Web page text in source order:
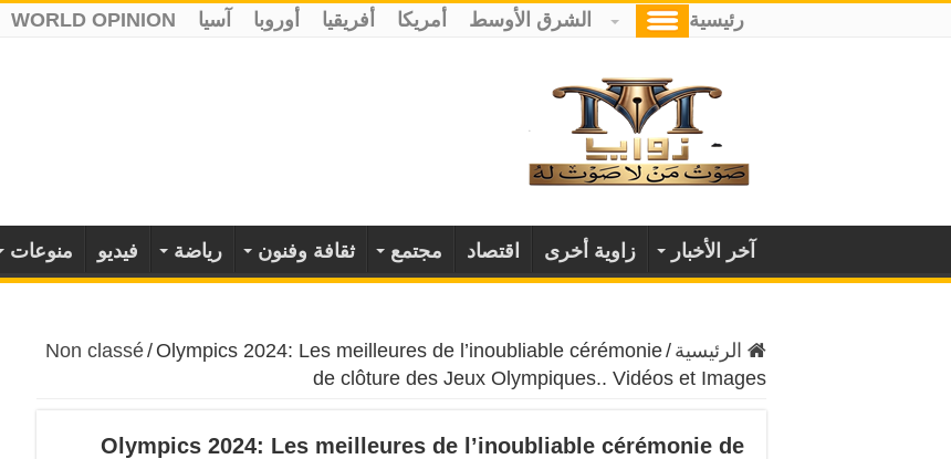
رئيسية الشرق الأوسط أمريكا أفريقيا أوروبا آسيا WORLD OPINION
آخر الأخبار زاوية أخرى اقتصاد مجتمع ثقافة وفنون رياضة فيديو منوعات
الرئيسية /
Non classé/ Olympics 2024: Les meilleures de l’inoubliable cérémonie
de clôture des Jeux Olympiques.. Vidéos et Images
Olympics 2024: Les meilleures de l’inoubliable cérémonie de